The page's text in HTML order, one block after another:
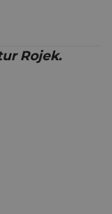
Rojek.